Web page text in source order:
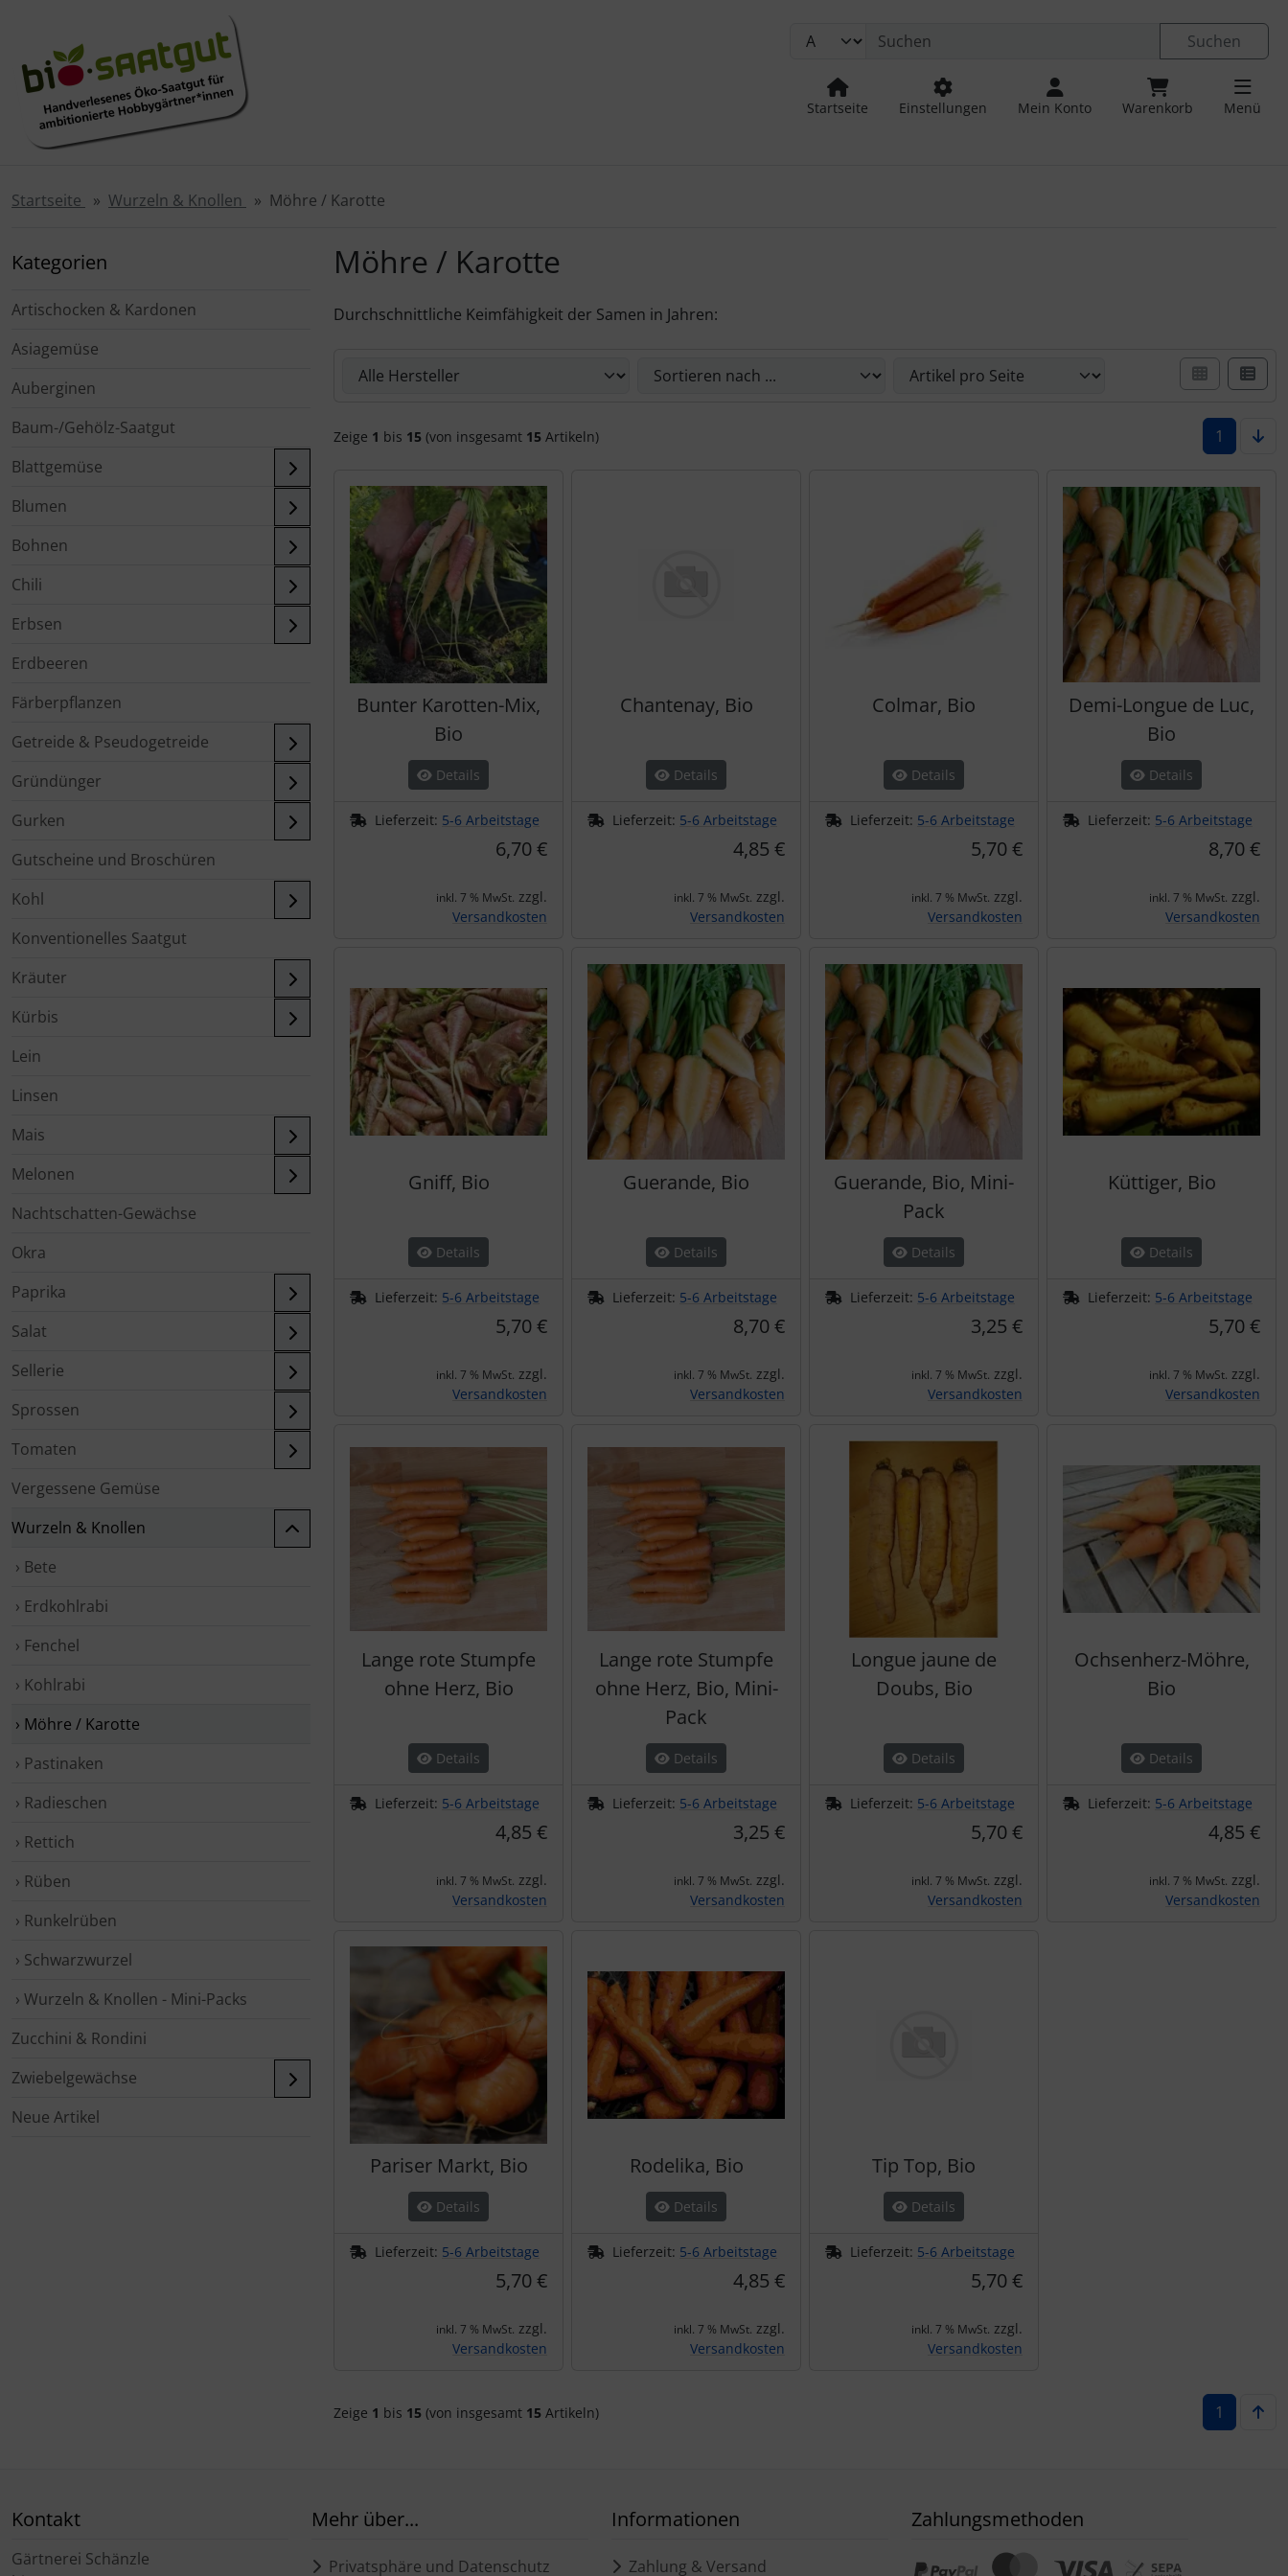
Springe zum Inhalt
Springe zum Login-Button
Springe zum Button für Einstellungen
Suchen
Startseite Einstellungen Mein Konto Warenkorb Menü
Startseite Wurzeln & Knollen Möhre / Karotte
Kategorien
Artischocken & Kardonen
Asiagemüse
Auberginen
Baum-/Gehölz-Saatgut
Blattgemüse
Blumen
Bohnen
Chili
Erbsen
Erdbeeren
Färberpflanzen
Getreide & Pseudogetreide
Gründünger
Gurken
Gutscheine und Broschüren
Kohl
Konventionelles Saatgut
Kräuter
Kürbis
Lein
Linsen
Mais
Melonen
Nachtschatten-Gewächse
Okra
Paprika
Salat
Sellerie
Sprossen
Tomaten
Vergessene Gemüse
Wurzeln & Knollen
› Bete
› Erdkohlrabi
› Fenchel
› Kohlrabi
› Möhre / Karotte
› Pastinaken
› Radieschen
› Rettich
› Rüben
› Runkelrüben
› Schwarzwurzel
› Wurzeln & Knollen - Mini-Packs
Zucchini & Rondini
Zwiebelgewächse
Neue Artikel
Möhre / Karotte
Durchschnittliche Keimfähigkeit der Samen in Jahren:
Zeige 1 bis 15 (von insgesamt 15 Artikeln) 1
Bunter Karotten-Mix,
Bio
Details
Lieferzeit: 5-6 Arbeitstage
6,70 €
inkl. 7 % MwSt. zzgl.
Versandkosten
Chantenay, Bio
Details
Lieferzeit: 5-6 Arbeitstage
4,85 €
inkl. 7 % MwSt. zzgl.
Versandkosten
Colmar, Bio
Details
Lieferzeit: 5-6 Arbeitstage
5,70 €
inkl. 7 % MwSt. zzgl.
Versandkosten
Demi-Longue de Luc,
Bio
Details
Lieferzeit: 5-6 Arbeitstage
8,70 €
inkl. 7 % MwSt. zzgl.
Versandkosten
Gniff, Bio
Details
Lieferzeit: 5-6 Arbeitstage
5,70 €
inkl. 7 % MwSt. zzgl.
Versandkosten
Guerande, Bio
Details
Lieferzeit: 5-6 Arbeitstage
8,70 €
inkl. 7 % MwSt. zzgl.
Versandkosten
Guerande, Bio, Mini-
Pack
Details
Lieferzeit: 5-6 Arbeitstage
3,25 €
inkl. 7 % MwSt. zzgl.
Versandkosten
Küttiger, Bio
Details
Lieferzeit: 5-6 Arbeitstage
5,70 €
inkl. 7 % MwSt. zzgl.
Versandkosten
Lange rote Stumpfe
ohne Herz, Bio
Details
Lieferzeit: 5-6 Arbeitstage
4,85 €
inkl. 7 % MwSt. zzgl.
Versandkosten
Lange rote Stumpfe
ohne Herz, Bio, Mini-
Pack
Details
Lieferzeit: 5-6 Arbeitstage
3,25 €
inkl. 7 % MwSt. zzgl.
Versandkosten
Longue jaune de
Doubs, Bio
Details
Lieferzeit: 5-6 Arbeitstage
5,70 €
inkl. 7 % MwSt. zzgl.
Versandkosten
Ochsenherz-Möhre,
Bio
Details
Lieferzeit: 5-6 Arbeitstage
4,85 €
inkl. 7 % MwSt. zzgl.
Versandkosten
Pariser Markt, Bio
Details
Lieferzeit: 5-6 Arbeitstage
5,70 €
inkl. 7 % MwSt. zzgl.
Versandkosten
Rodelika, Bio
Details
Lieferzeit: 5-6 Arbeitstage
4,85 €
inkl. 7 % MwSt. zzgl.
Versandkosten
Tip Top, Bio
Details
Lieferzeit: 5-6 Arbeitstage
5,70 €
inkl. 7 % MwSt. zzgl.
Versandkosten
Zeige 1 bis 15 (von insgesamt 15 Artikeln) 1
Kontakt
Gärtnerei Schänzle
Mehr über...
Privatsphäre und Datenschutz
Informationen
Zahlung & Versand
Zahlungsmethoden